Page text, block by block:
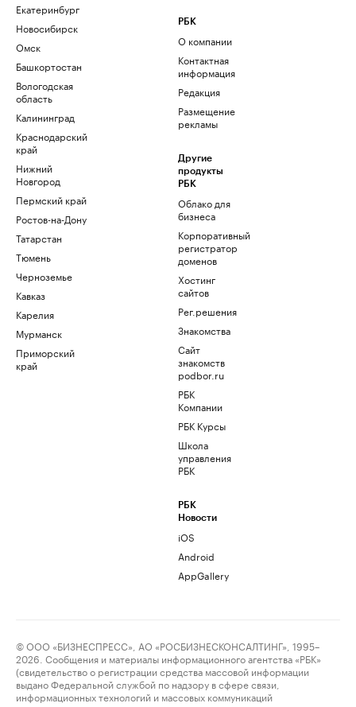
Екатеринбург
Новосибирск
Омск
Башкортостан
Вологодская
область
Калининград
Краснодарский
край
Нижний
Новгород
Пермский край
Ростов-на-Дону
Татарстан
Тюмень
Черноземье
Кавказ
Карелия
Мурманск
Приморский
край
РБК
О компании
Контактная
информация
Редакция
Размещение
рекламы
Другие
продукты
РБК
Облако для
бизнеса
Корпоративный
регистратор
доменов
Хостинг
сайтов
Рег.решения
Знакомства
Сайт
знакомств
podbor.ru
РБК
Компании
РБК Курсы
Школа
управления
РБК
РБК
Новости
iOS
Android
AppGallery
© ООО «БИЗНЕСПРЕСС», АО «РОСБИЗНЕСКОНСАЛТИНГ», 1995–
2026. Сообщения и материалы информационного агентства «РБК»
(свидетельство о регистрации средства массовой информации
выдано Федеральной службой по надзору в сфере связи,
информационных технологий и массовых коммуникаций